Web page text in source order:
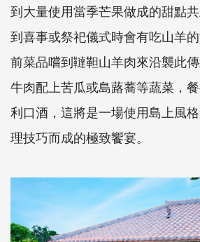
到大量使用當季芒果做成的甜點
到喜事或祭祀儀式時會有吃山羊
前菜品嚐到韃靼山羊肉來沿襲此
牛肉配上苦瓜或島蕗蕎等蔬菜，
利口酒，這將是一場使用島上風
理技巧而成的極致饗宴。